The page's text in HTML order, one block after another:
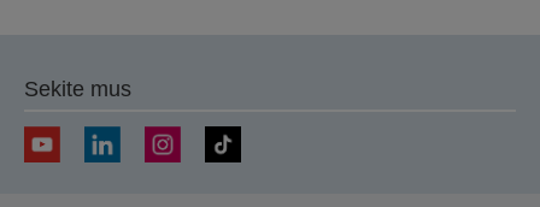
Sekite mus